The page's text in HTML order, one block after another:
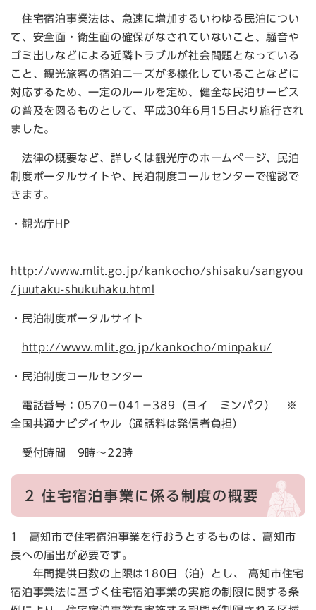
住宅宿泊事業法は、急速に増加するいわゆる民泊につい
て、安全面・衛生面の確保がなされていないこと、騒音や
ゴミ出しなどによる近隣トラブルが社会問題となっている
こと、観光旅客の宿泊ニーズが多様化していることなどに
対応するため、一定のルールを定め、健全な民泊サービス
の普及を図るものとして、平成30年6月15日より施行され
ました。
法律の概要など、詳しくは観光庁のホームページ、民泊
制度ポータルサイトや、民泊制度コールセンターで確認で
きます。
・観光庁HP
http://www.mlit.go.jp/kankocho/shisaku/sangyou
/juutaku-shukuhaku.html
・民泊制度ポータルサイト
http://www.mlit.go.jp/kankocho/minpaku/
・民泊制度コールセンター
電話番号：0570－041－389（ヨイ ミンパク） ※
全国共通ナビダイヤル（通話料は発信者負担）
受付時間 9時～22時
2 住宅宿泊事業に係る制度の概要
1 高知市で住宅宿泊事業を行おうとするものは、高知市
長への届出が必要です。
年間提供日数の上限は180日（泊）とし、 高知市住宅
宿泊事業法に基づく住宅宿泊事業の実施の制限に関する条